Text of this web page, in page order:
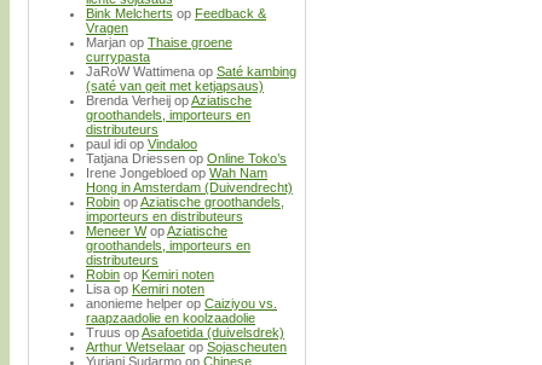
Bink Melcherts op Feedback &
Vragen
Marjan op Thaise groene
currypasta
JaRoW Wattimena op Saté kambing
(saté van geit met ketjapsaus)
Brenda Verheij opAziatische
groothandels, importeurs en
distributeurs
paul idi op Vindaloo
Tatjana Driessen op Online Toko’s
Irene Jongebloed op Wah Nam
Hong in Amsterdam (Duivendrecht)
Robin opAziatische groothandels,
importeurs en distributeurs
Meneer WopAziatische
groothandels, importeurs en
distributeurs
Robin op Kemiri noten
Lisa op Kemiri noten
anonieme helper op Caiziyou vs.
raapzaadolie en koolzaadolie
Truus opAsafoetida (duivelsdrek)
Arthur Wetselaar op Sojascheuten
Yuriani Sudarmo op Chinese